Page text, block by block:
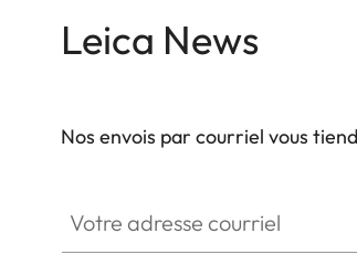
Leica News
Nos envois par courriel vous